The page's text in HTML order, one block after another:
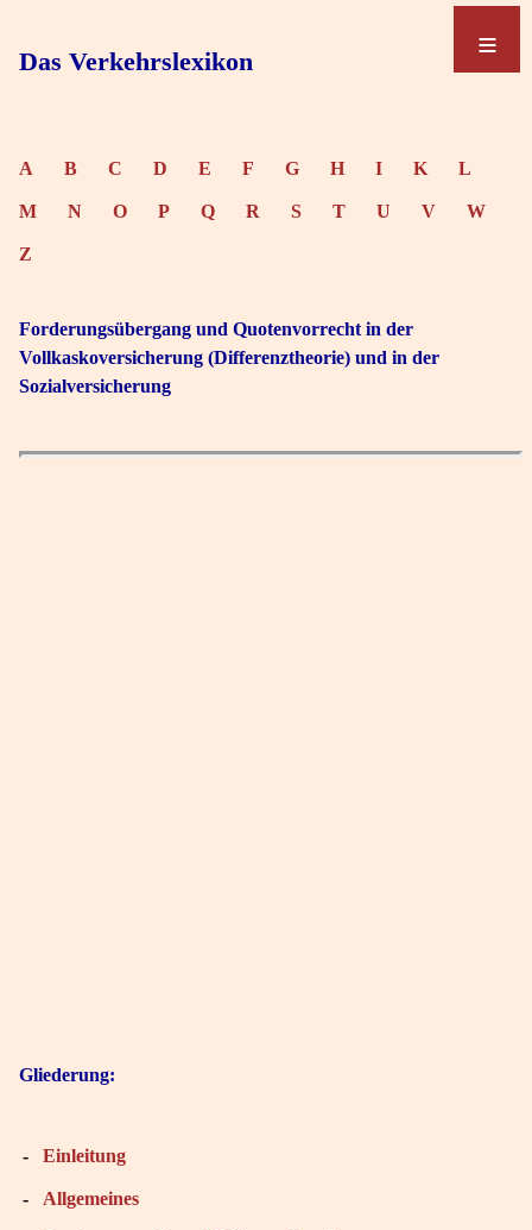
Das Verkehrslexikon ≡
≡
A B C D E F G H I K L
M N O P Q R S T U V W
Z
Forderungsübergang und Quotenvorrecht in der
Vollkaskoversicherung (Differenztheorie) und in der
Sozialversicherung
Gliederung:
- Einleitung
- Allgemeines